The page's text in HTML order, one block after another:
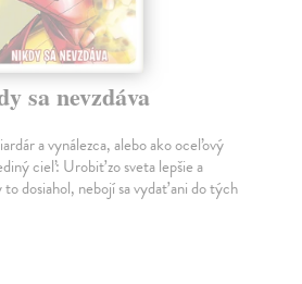
sa nevzdáva
a vynálezca, alebo ako oceľový
cieľ: Urobiť zo sveta lepšie a
dosiahol, nebojí sa vydať ani do tých